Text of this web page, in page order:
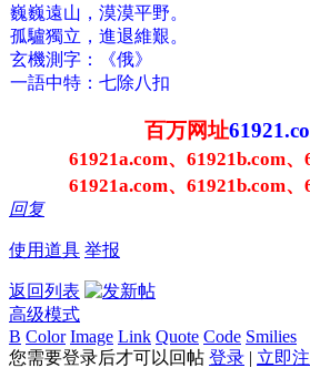
巍巍遠山，漠漠平野。
孤驢獨立，進退維艱。
玄機測字：《俄》
一語中特：七除八扣
百万网址
61921a.com、61921b.com、
61921a.com、61921b.com、
回复
使用道具 举报
返回列表
高级模式
B Color Image Link Quote Code Smilies
您需要登录后才可以回帖 登录 | 立即